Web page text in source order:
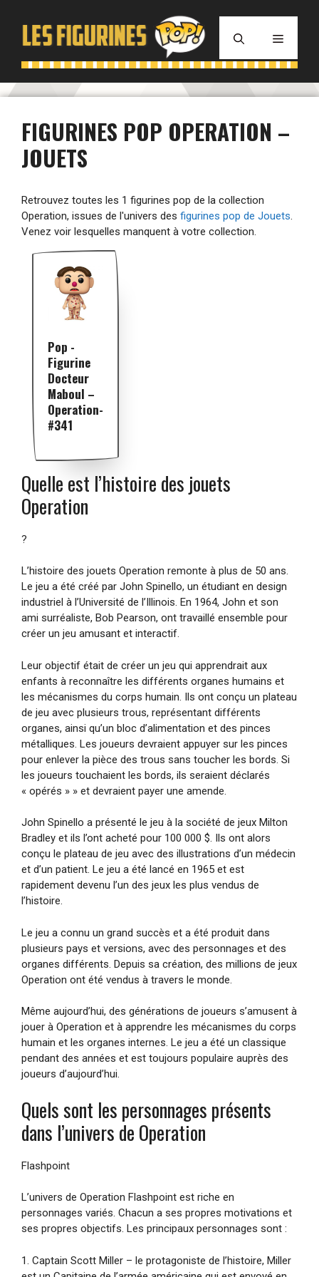
contenu
MENU
FIGURINES POP OPERATION –
JOUETS
Retrouvez toutes les 1 figurines pop de la collection
Operation, issues de l'univers des figurines pop de Jouets.
Venez voir lesquelles manquent à votre collection.
Pop -
Figurine
Docteur
Maboul –
Operation-
#341
Quelle est l’histoire des jouets
Operation
?
L’histoire des jouets Operation remonte à plus de 50 ans.
Le jeu a été créé par John Spinello, un étudiant en design
industriel à l’Université de l’Illinois. En 1964, John et son
ami surréaliste, Bob Pearson, ont travaillé ensemble pour
créer un jeu amusant et interactif.
Leur objectif était de créer un jeu qui apprendrait aux
enfants à reconnaître les différents organes humains et
les mécanismes du corps humain. Ils ont conçu un plateau
de jeu avec plusieurs trous, représentant différents
organes, ainsi qu’un bloc d’alimentation et des pinces
métalliques. Les joueurs devraient appuyer sur les pinces
pour enlever la pièce des trous sans toucher les bords. Si
les joueurs touchaient les bords, ils seraient déclarés
« opérés » » et devraient payer une amende.
John Spinello a présenté le jeu à la société de jeux Milton
Bradley et ils l’ont acheté pour 100 000 $. Ils ont alors
conçu le plateau de jeu avec des illustrations d’un médecin
et d’un patient. Le jeu a été lancé en 1965 et est
rapidement devenu l’un des jeux les plus vendus de
l’histoire.
Le jeu a connu un grand succès et a été produit dans
plusieurs pays et versions, avec des personnages et des
organes différents. Depuis sa création, des millions de jeux
Operation ont été vendus à travers le monde.
Même aujourd’hui, des générations de joueurs s’amusent à
jouer à Operation et à apprendre les mécanismes du corps
humain et les organes internes. Le jeu a été un classique
pendant des années et est toujours populaire auprès des
joueurs d’aujourd’hui.
Quels sont les personnages présents
dans l’univers de Operation
Flashpoint
L’univers de Operation Flashpoint est riche en
personnages variés. Chacun a ses propres motivations et
ses propres objectifs. Les principaux personnages sont :
1. Captain Scott Miller – le protagoniste de l’histoire, Miller